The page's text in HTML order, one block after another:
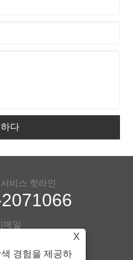
다
비스 핫라인
메일
X
경험을 제공하